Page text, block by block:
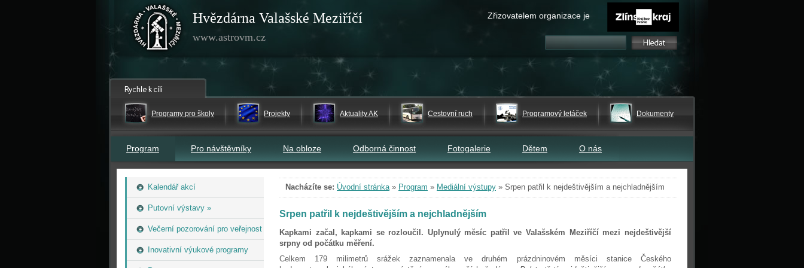
Hvězdárna Valašské Meziříčí
www.astrovm.cz
Zřizovatelem organizace je
Programy pro školy Projekty Aktuality AK Cestovní ruch Programový letáček Dokumenty
Program Pro návštěvníky Na obloze Odborná činnost Fotogalerie Dětem O nás
Kalendář akcí
Putovní výstavy »
Večerní pozorování pro veřejnost
Inovativní výukové programy
Nacházíte se: Úvodní stránka» Program » Mediální výstupy » Srpen patřil k nejdeštivějším a nejchladnějším
Srpen patřil k nejdeštivějším a nejchladnějším
Kapkami začal, kapkami se rozloučil. Uplynulý měsíc patřil ve Valašském Meziříčí mezi nejdeštivější
srpny od počátku měření.
Celkem 179 milimetrů srážek zaznamenala ve druhém prázdninovém měsíci stanice Českého